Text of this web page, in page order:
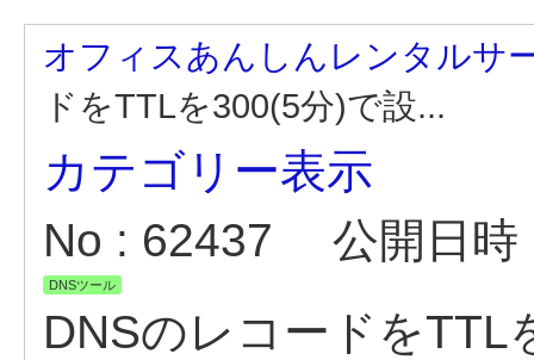
オフィスあんしんレンタルサ
ドをTTLを300(5分)で設...
カテゴリー表示
No : 62437
公開日
DNSツール
DNSのレコードをTTL